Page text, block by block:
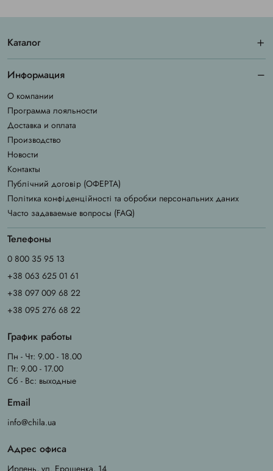
Каталог
Информация
О компании
Программа лояльности
Доставка и оплата
Производство
Новости
Контакты
Публічний договір (ОФЕРТА)
Політика конфіденційності та обробки персональних даних
Часто задаваемые вопросы (FAQ)
Телефоны
0 800 35 95 13
+38 063 625 01 61
+38 097 009 68 22
+38 095 276 68 22
График работы
Пн - Чт: 9.00 - 18.00
Пт: 9.00 - 17.00
Сб - Вс: выходные
Email
info@chila.ua
Адрес офиса